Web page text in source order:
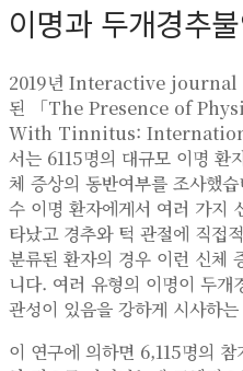
이명과 두개경추
2019년 Interactive
된 「The Presence of
With Tinnitus:
서는 6115명의 대규모 이명 환
체 증상의 동반여부를 조사했
수 이명 환자에게서 여러 가지
타났고 경추와 턱 관절에 직접
분류된 환자의 경우 이런 신체
니다. 여러 유형의 이명이 두개
관성이 있음을 강하게 시사하
이 연구에 의하면 6,115명의